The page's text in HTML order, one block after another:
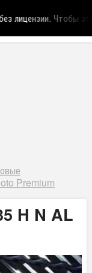
лицензии.Чтобы эта
Premium
H N AL